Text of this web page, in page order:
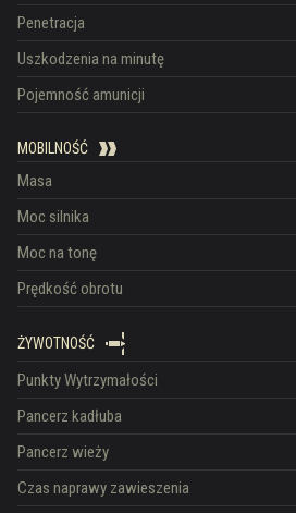
Penetracja
Uszkodzenia na minutę
Pojemność amunicji
MOBILNOŚĆ
Masa
Moc silnika
Moc na tonę
Prędkość obrotu
ŻYWOTNOŚĆ
Punkty Wytrzymałości
Pancerz kadłuba
Pancerz wieży
Czas naprawy zawieszenia